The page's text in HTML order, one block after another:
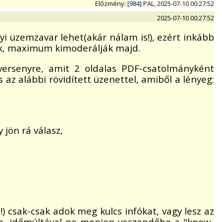
Előzmény: [984] PAL, 2025-07-10 00:27:52
2025-07-10 00:27:52
lehet(akár nálam is!), ezért inkább
maximum kimoderálják majd.
amit 2 oldalas PDF-csatolmányként
az alábbi rövidített üzenettel, amiből a lényeg:
rá válasz,
csak adok meg kulcs infókat, vagy lesz az